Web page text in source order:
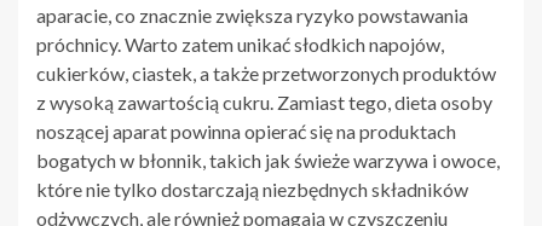
aparacie, co znacznie zwiększa ryzyko powstawania
próchnicy. Warto zatem unikać słodkich napojów,
cukierków, ciastek, a także przetworzonych produktów
z wysoką zawartością cukru. Zamiast tego, dieta osoby
noszącej aparat powinna opierać się na produktach
bogatych w błonnik, takich jak świeże warzywa i owoce,
które nie tylko dostarczają niezbędnych składników
odżywczych, ale również pomagają w czyszczeniu